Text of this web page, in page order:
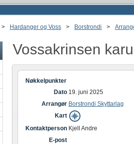
> Hardanger og Voss > Borstrondi >
Vossakrinsen
Nøkkelpunkter
Dato 19. juni 2025
Arrangør Borstrondi Skyttarlag
Kart
Kontaktperson Kjell Andre
E-post